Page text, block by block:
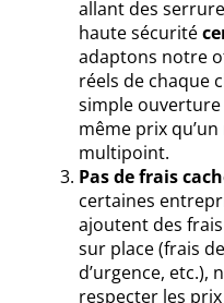
allant des
haute sécurité
adaptons notre
réels de chaque
simple
même prix
multipoint.
Pas de frais
certaines
ajoutent des
sur place (frais
d’urgence, etc.),
respecter les prix